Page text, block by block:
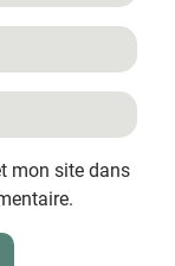
mon site dans